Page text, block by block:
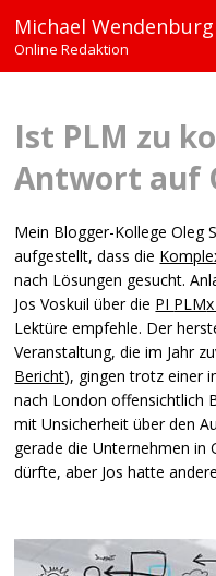
Michael Wendenburg
Online Redaktion
Ist PLM zu
Antwort auf
Mein Blogger-Kollege Oleg
aufgestellt, dass die
nach Lösungen gesucht.
Jos Voskuil über die PI PLM
Lektüre empfehle. Der
Veranstaltung, die im Jahr
Bericht), gingen trotz einer
nach London offensichtlich
mit Unsicherheit über den
gerade die Unternehmen in
dürfte, aber Jos hatte